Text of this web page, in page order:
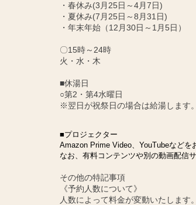
・春休み(3月25日～4月7日)
・夏休み(7月25日～8月31日)
・年末年始（12月30日～1月5日）
〇15時～24時
火・水・木
■休湯日
○第2・第4水曜日
※翌日が祝祭日の場合は給湯します。
■プロジェクター
Amazon Prime Video、YouTubeなどを
なお、有料コンテンツや別の動画配信
その他の特記事項
《予約人数について》
人数によって料金が変動いたしま